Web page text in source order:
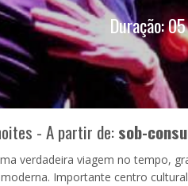
Duração:
- A partir de:sob-
verdadeira viagem no tempo,
Importante centro